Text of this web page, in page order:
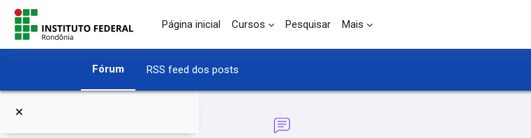
Ir para o conteúdo principal
Página inicial
Cursos Pesquisar Mais
Fórum RSS feed dos posts
Compartilhando Saberes e Experiências.